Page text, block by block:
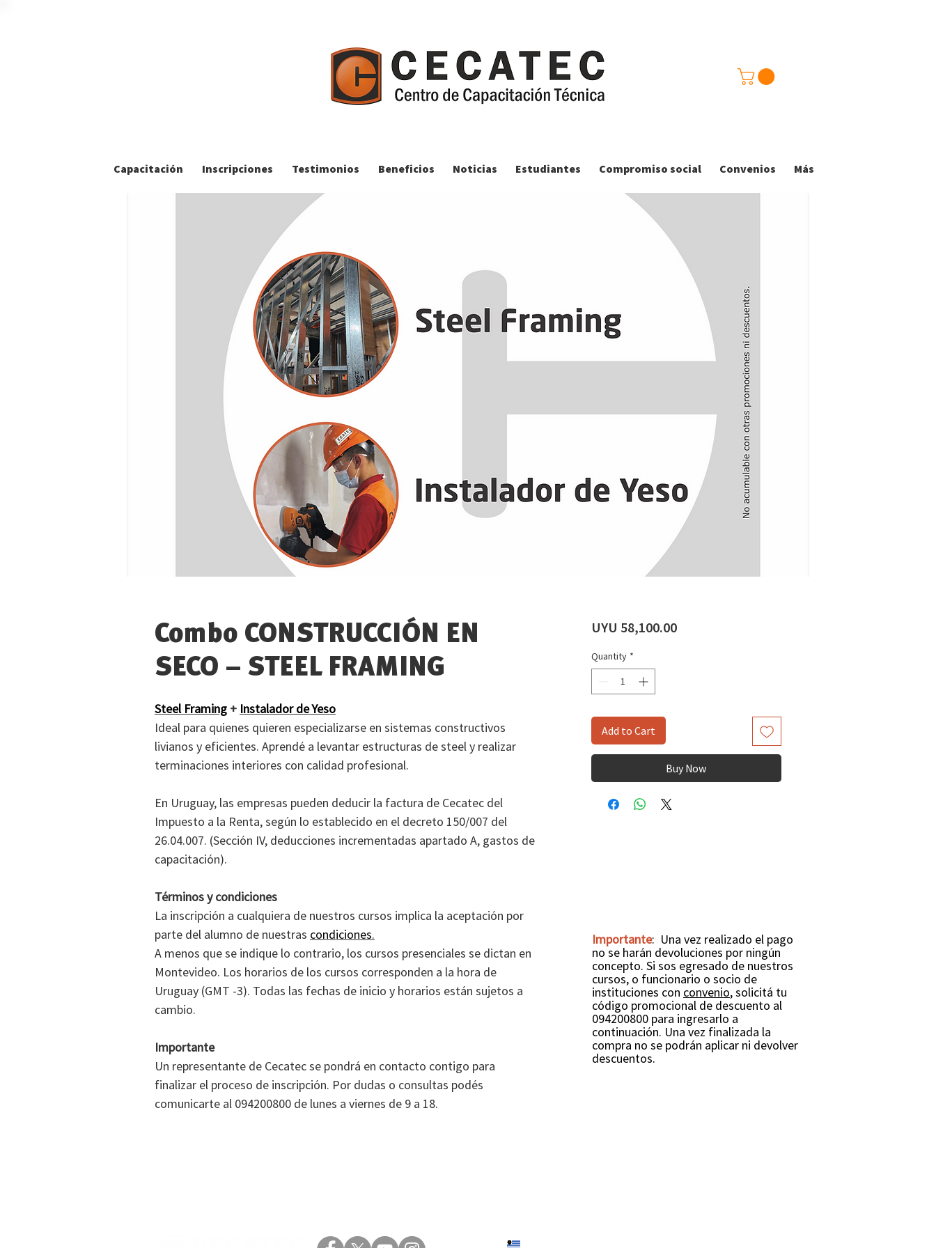
Capacitación Inscripciones Testimonios Beneficios Noticias Estudiantes Compromiso social Convenios Más
Combo CONSTRUCCIÓN EN
SECO – STEEL FRAMING
Steel Framing + Instalador de Yeso
Ideal para quienes quieren especializarse en sistemas constructivos
livianos y eficientes. Aprendé a levantar estructuras de steel y realizar
terminaciones interiores con calidad profesional.
En Uruguay, las empresas pueden deducir la factura de Cecatec del
Impuesto a la Renta, según lo establecido en el decreto 150/007 del
26.04.007. (Sección IV, deducciones incrementadas apartado A, gastos de
capacitación).
Términos y condiciones
La inscripción a cualquiera de nuestros cursos implica la aceptación por
parte del alumno de nuestras condiciones.
A menos que se indique lo contrario, los cursos presenciales se dictan en
Montevideo. Los horarios de los cursos corresponden a la hora de
Uruguay (GMT -3). Todas las fechas de inicio y horarios están sujetos a
cambio.
Importante
Un representante de Cecatec se pondrá en contacto contigo para
finalizar el proceso de inscripción. Por dudas o consultas podés
comunicarte al 094200800 de lunes a viernes de 9 a 18.
UYU 58,100.00Price
Quantity *
Add to Cart
Buy Now
Importante: Una vez realizado el pago
no se harán devoluciones por ningún
concepto. Si sos egresado de nuestros
cursos, o funcionario o socio de
instituciones con convenio, solicitá tu
código promocional de descuento al
094200800 para ingresarlo a
continuación. Una vez finalizada la
compra no se podrán aplicar ni devolver
descuentos.